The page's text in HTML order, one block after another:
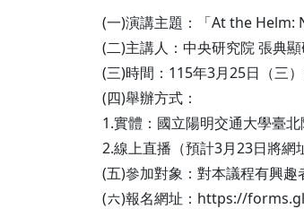
(一)演講主題：「At the Helm:
(二)主講人：中央研究院 張典顯
(三)時間：115年3月25日（三
(四)舉辦方式：
1.實體：國立陽明交通大學臺
2.線上直播（預計3月23日將網
(五)參加對象：對本議程有興趣
(六)報名網址：https://